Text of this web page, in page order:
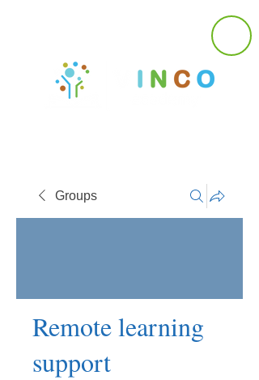
Groups
Remote learning
support